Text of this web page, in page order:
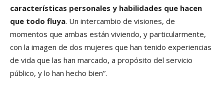
características personales y habilidades que hacen
que todo fluya. Un intercambio de visiones, de
momentos que ambas están viviendo, y particularmente,
con la imagen de dos mujeres que han tenido experiencias
de vida que las han marcado, a propósito del servicio
público, y lo han hecho bien”.